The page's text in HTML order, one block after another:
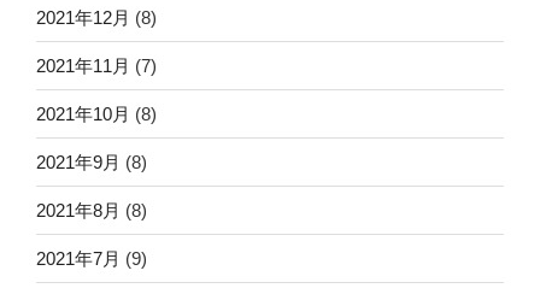
2021年12月 (8)
2021年11月 (7)
2021年10月 (8)
2021年9月 (8)
2021年8月 (8)
2021年7月 (9)